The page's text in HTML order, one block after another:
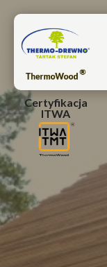
Certyfikacja
ITWA